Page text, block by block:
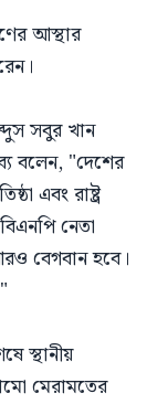
আস্থার
সবুর খান
বলেন, "দেশের
এবং রাষ্ট্র
নেতা
বেগবান হবে।
স্থানীয়
মেরামতের